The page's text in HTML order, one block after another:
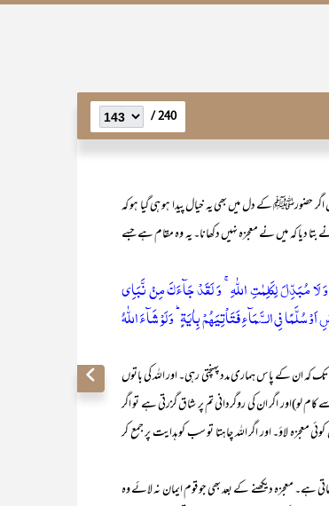
240 /
حضورﷺ کے دل میں بھی یہ خیال پیدا ہو ہی گیا ہو کہ
دیا کہ میں نے معجزہ نہیں دکھانا۔ یہ وہ مقام ہے جسے
لَا مُبَدِّلَ لِکَلِمٰتِ اللّٰہِ ۚ وَ لَقَدۡ جَآءَکَ مِنۡ نَّبَاِی
اَوۡ سُلَّمًا فِی السَّمَآءِ فَتَاۡتِیَہُمۡ بِاٰیَۃٍ ؕ وَ لَوۡ شَآءَ اللّٰہُ
کہ ان کے پاس ہماری مدد پہنچتی رہی۔ اور اللہ کی باتوں
کام لو)اور اگر ان کی روگردانی تم پر شاق گزرتی ہے تو اگر
لاؤ۔ اور اگر اللہ چاہتا تو سب کو ہدایت پر جمع کر
دیکھنے کے بعد بھی جو قوم ایمان نہ لائے وہ